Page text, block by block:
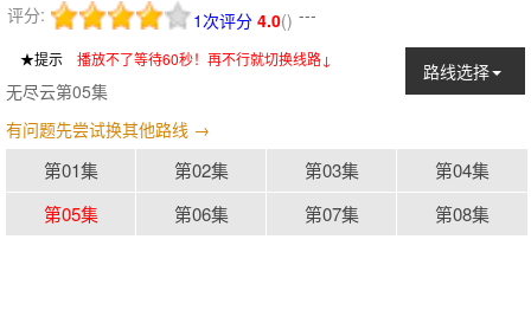
评分: 4.0(
1次评分 ) ---
★提示 播放不了等待60秒！再不行就切换线路↓
路线选择
无尽云第05集
有问题先尝试换其他路线 →
第01集 第02集 第03集
第04集
第05集
第06集 第07集 第08集